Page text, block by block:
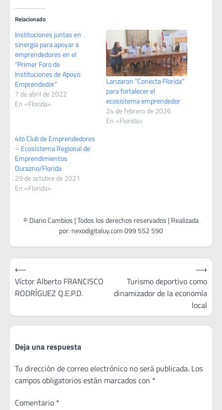
Relacionado
Instituciones juntas en
sinergia para apoyar a
emprendedores en el
“Primer Foro de
Instituciones de Apoyo
Emprendedor”
7 de abril de 2022
En «Florida»
Lanzaron “Conecta Florida”
para fortalecer el
ecosistema emprendedor
24 de febrero de 2026
En «Florida»
4to Club de Emprendedores
– Ecosistema Regional de
Emprendimientos
Durazno/Florida
29 de octubre de 2021
En «Florida»
Navegación
de
entradas
⟵
Víctor Alberto FRANCISCO
RODRÍGUEZ Q.E.P.D.
Turismo deportivo como
dinamizador de la economía
local
⟶
Deja una respuesta
Tu dirección de correo electrónico no será publicada. Los
campos obligatorios están marcados con *
Comentario *